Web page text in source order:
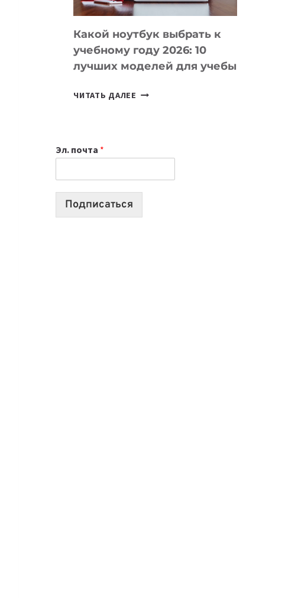
БЕЗ
КОДА
Какой ноутбук выбрать к
учебному году 2026: 10
лучших моделей для учебы
ЧИТАТЬ ДАЛЕЕ КАКОЙ
2026:
10
Эл. почта *
Подписаться